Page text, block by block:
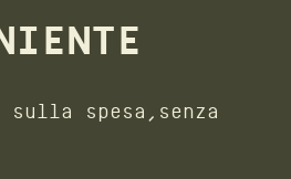
spesa,senza